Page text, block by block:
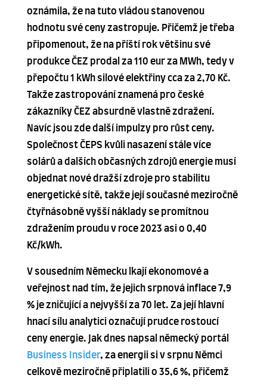
oznámila, že na tuto vládou stanovenou
hodnotu své ceny zastropuje. Přičemž je třeba
připomenout, že na příští rok většinu své
produkce ČEZ prodal za 110 eur za MWh, tedy v
přepočtu 1 kWh silové elektřiny cca za 2,70 Kč.
Takže zastropování znamená pro české
zákazníky ČEZ absurdně vlastně zdražení.
Navíc jsou zde další impulzy pro růst ceny.
Společnost ČEPS kvůli nasazení stále více
solárů a dalších občasných zdrojů energie musí
objednat nové dražší zdroje pro stabilitu
energetické sítě, takže její současné meziročně
čtyřnásobně vyšší náklady se promítnou
zdražením proudu v roce 2023 asi o 0,40
Kč/kWh.
V sousedním Německu lkají ekonomové a
veřejnost nad tím, že jejich srpnová inflace 7,9
% je zničující a nejvyšší za 70 let. Za její hlavní
hnací sílu analytici označují prudce rostoucí
ceny energie. Jak dnes napsal německý portál
Business Insider, za energii si v srpnu Němci
celkově meziročně připlatili o 35,6 %, přičemž